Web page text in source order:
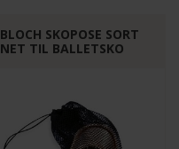
BLOCH SKOPOSE SORT
NET TIL BALLETSKO